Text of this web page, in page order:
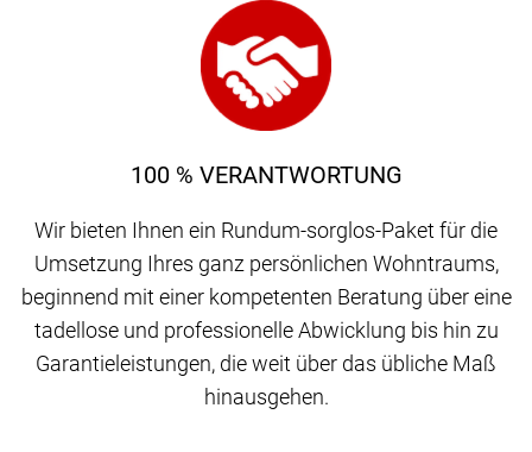
100 % VERANTWORTUNG
Wir bieten Ihnen ein Rundum-sorglos-Paket für die
Umsetzung Ihres ganz persönlichen Wohntraums,
beginnend mit einer kompetenten Beratung über eine
tadellose und professionelle Abwicklung bis hin zu
Garantieleistungen, die weit über das übliche Maß
hinausgehen.